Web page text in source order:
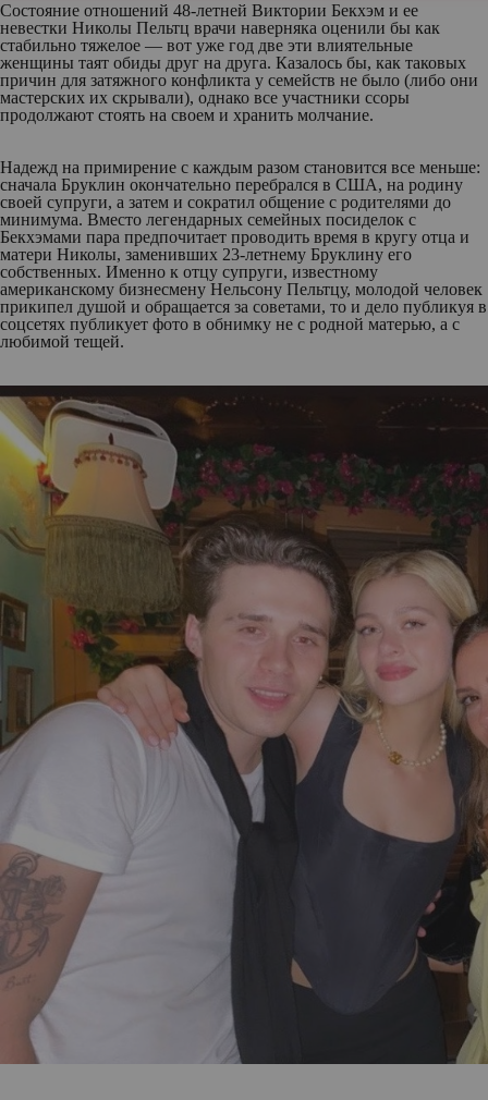
Состояние отношений 48-летней Виктории Бекхэм и ее
невестки Николы Пельтц врачи наверняка оценили бы как
стабильно тяжелое — вот уже год две эти влиятельные
женщины таят обиды друг на друга. Казалось бы, как таковых
причин для затяжного конфликта у семейств не было (либо они
мастерских их скрывали), однако все участники ссоры
продолжают стоять на своем и хранить молчание.
Надежд на примирение с каждым разом становится все меньше:
сначала Бруклин окончательно перебрался в США, на родину
своей супруги, а затем и сократил общение с родителями до
минимума. Вместо легендарных семейных посиделок с
Бекхэмами пара предпочитает проводить время в кругу отца и
матери Николы, заменивших 23-летнему Бруклину его
собственных. Именно к отцу супруги, известному
американскому бизнесмену Нельсону Пельтцу, молодой человек
прикипел душой и обращается за советами, то и дело публикуя в
соцсетях публикует фото в обнимку не с родной матерью, а с
любимой тещей.